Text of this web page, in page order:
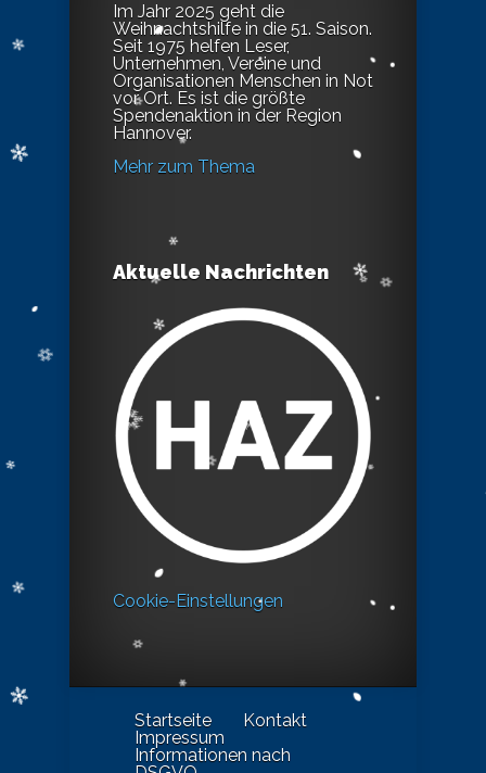
Im Jahr 2025 geht die
Weihnachtshilfe in die 51. Saison.
Seit 1975 helfen Leser,
Unternehmen, Vereine und
Organisationen Menschen in Not
vor Ort. Es ist die größte
Spendenaktion in der Region
Hannover.
Mehr zum Thema
Aktuelle Nachrichten
Cookie-Einstellungen
Startseite
Kontakt
Impressum
Informationen nach